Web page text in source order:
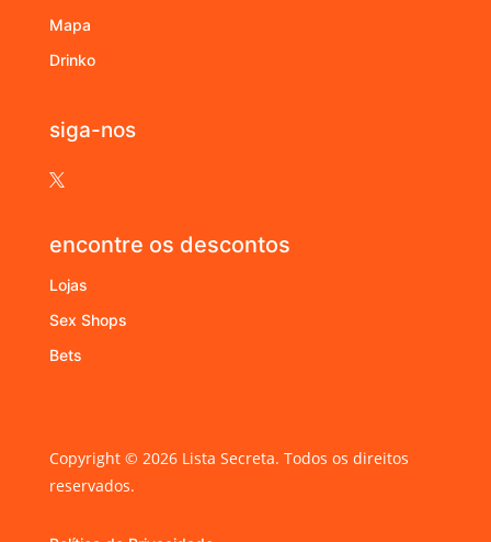
Mapa
Drinko
siga-nos

encontre os descontos
Lojas
Sex Shops
Bets
Copyright © 2026 Lista Secreta. Todos os direitos
reservados.